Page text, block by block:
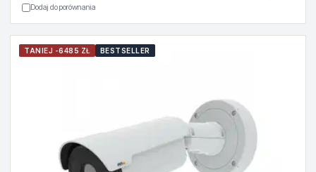
Dodaj do porównania
TANIEJ -6485 ZŁ BESTSELLER